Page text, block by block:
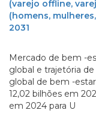
(varejo offline,
(homens,
2031
Mercado de bem -
global e trajetória
global de bem -
12,02 bilhões em
em 2024 para U